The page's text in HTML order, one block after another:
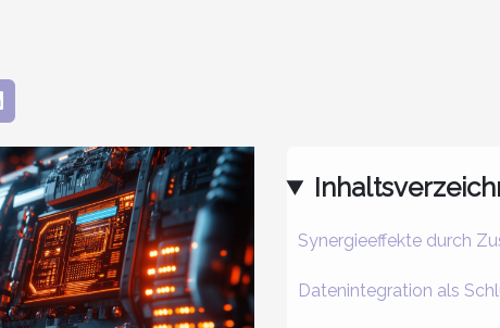
Synergieeffekte durch
Datenintegration als